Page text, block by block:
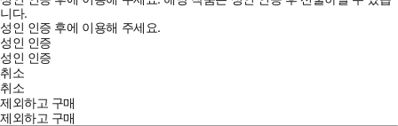
니다.
성인 인증 후에 이용해 주세요.
성인 인증
성인 인증
취소
취소
제외하고 구매
제외하고 구매